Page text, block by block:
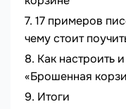
17 примеров
чему стоит
Как настроить
«Брошенная
Итоги